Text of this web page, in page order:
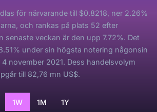
för närvarande till $0.8218, ner 2.26%
och rankas på plats 52 efter
senaste veckan är den upp 7.72%. Det
under sin högsta notering någonsin
november 2021. Dess handelsvolym
till 82,76 mn US$.
1W 1M 1Y